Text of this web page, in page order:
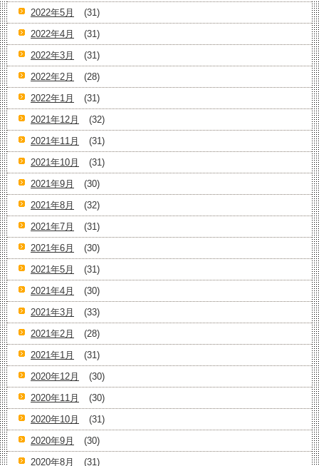
2022年5月
(31)
2022年4月
(31)
2022年3月
(31)
2022年2月
(28)
2022年1月
(31)
2021年12月
(32)
2021年11月
(31)
2021年10月
(31)
2021年9月
(30)
2021年8月
(32)
2021年7月
(31)
2021年6月
(30)
2021年5月
(31)
2021年4月
(30)
2021年3月
(33)
2021年2月
(28)
2021年1月
(31)
2020年12月
(30)
2020年11月
(30)
2020年10月
(31)
2020年9月
(30)
2020年8月
(31)